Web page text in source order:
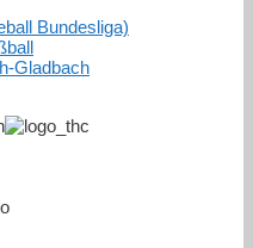
Bundesliga)
Gladbach